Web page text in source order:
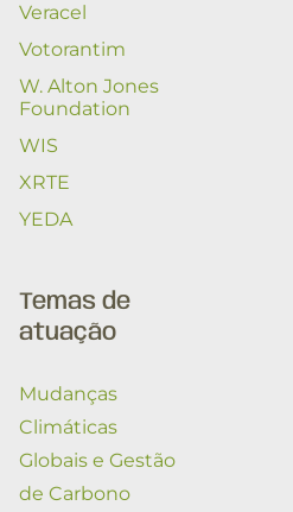
Veracel
Votorantim
W. Alton Jones
Foundation
WIS
XRTE
YEDA
Temas de
atuação
Mudanças
Climáticas
Globais e Gestão
de Carbono